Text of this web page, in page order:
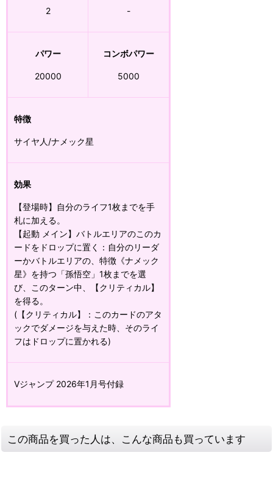
2 -
パワー
20000
コンボパワー
5000
特徴
サイヤ人/ナメック星
効果
【登場時】自分のライフ1枚までを手
札に加える。
【起動 メイン】バトルエリアのこのカ
ードをドロップに置く：自分のリーダ
ーかバトルエリアの、特徴《ナメック
星》を持つ「孫悟空」1枚までを選
び、このターン中、【クリティカル】
を得る。
(【クリティカル】：このカードのアタ
ックでダメージを与えた時、そのライ
フはドロップに置かれる)
Vジャンプ 2026年1月号付録
この商品を買った人は、こんな商品も買っています